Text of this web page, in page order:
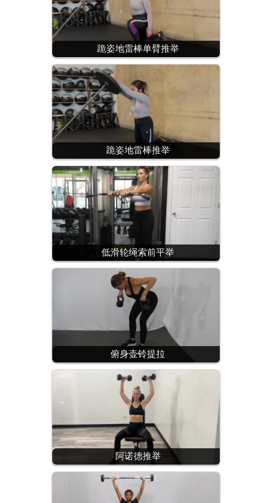
跪姿地雷棒单臂推举
跪姿地雷棒推举
低滑轮绳索前平举
俯身壶铃提拉
阿诺德推举